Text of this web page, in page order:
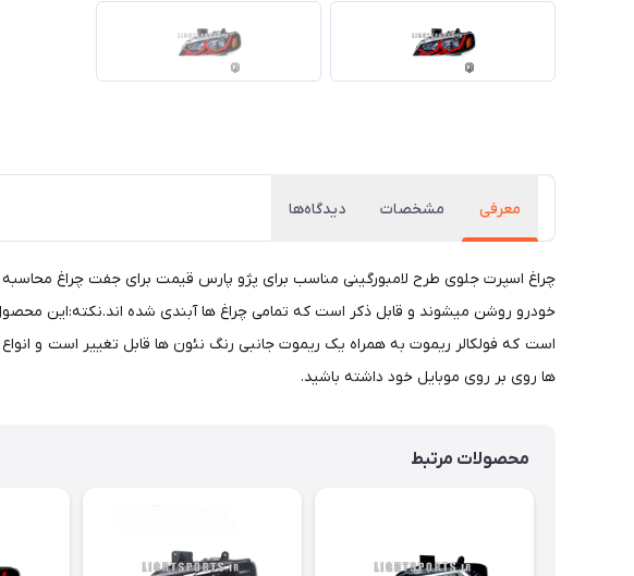
معرفی مشخصات دیدگاه‌ها
چراغ اسپرت جلوی طرح لامبورگینی مناسب برای پژو پارس قیمت برای جفت چراغ
خودرو روشن میشوند و قابل ذکر است که تمامی چراغ ها آبندی شده اند.نکته:این محصول
ها روی بر روی موبایل خود داشته باشید.
محصولات مرتبط